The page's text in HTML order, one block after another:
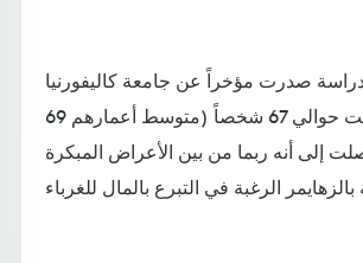
صدرت مؤخراً عن جامعة كاليفورنيا
الأمريكية، وشملت حوالي 67 شخصاً (متوسط أعمارهم 69
إلى أنه ربما من بين الأعراض المبكرة